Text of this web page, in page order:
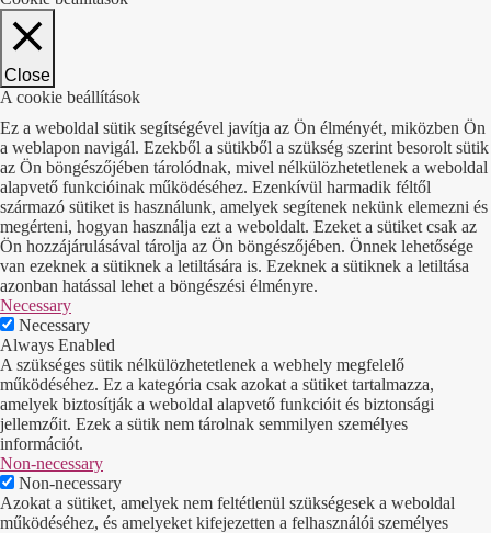
Close
A cookie beállítások
Ez a weboldal sütik segítségével javítja az Ön élményét, miközben Ön
a weblapon navigál. Ezekből a sütikből a szükség szerint besorolt sütik
az Ön böngészőjében tárolódnak, mivel nélkülözhetetlenek a weboldal
alapvető funkcióinak működéséhez. Ezenkívül harmadik féltől
származó sütiket is használunk, amelyek segítenek nekünk elemezni és
megérteni, hogyan használja ezt a weboldalt. Ezeket a sütiket csak az
Ön hozzájárulásával tárolja az Ön böngészőjében. Önnek lehetősége
van ezeknek a sütiknek a letiltására is. Ezeknek a sütiknek a letiltása
azonban hatással lehet a böngészési élményre.
Necessary
Necessary
Always Enabled
A szükséges sütik nélkülözhetetlenek a webhely megfelelő
működéséhez. Ez a kategória csak azokat a sütiket tartalmazza,
amelyek biztosítják a weboldal alapvető funkcióit és biztonsági
jellemzőit. Ezek a sütik nem tárolnak semmilyen személyes
információt.
Non-necessary
Non-necessary
Azokat a sütiket, amelyek nem feltétlenül szükségesek a weboldal
működéséhez, és amelyeket kifejezetten a felhasználói személyes